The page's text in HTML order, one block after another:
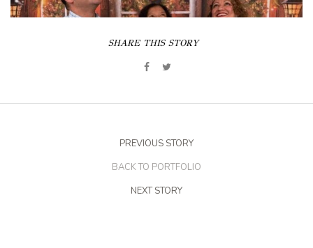
SHARE THIS STORY
PREVIOUS STORY
BACK TO PORTFOLIO
NEXT STORY